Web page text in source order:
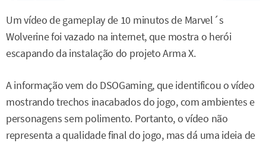
Um vídeo de gameplay de 10 minutos de Marvel´s
Wolverine foi vazado na internet, que mostra o herói
escapando da instalação do projeto Arma X.
A informação vem do DSOGaming, que identificou o vídeo
mostrando trechos inacabados do jogo, com ambientes e
personagens sem polimento. Portanto, o vídeo não
representa a qualidade final do jogo, mas dá uma ideia de